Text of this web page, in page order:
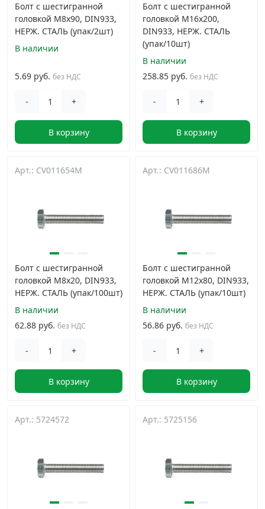
Кронштейны и крюки хозяйственные ›
Метрический крепеж
Электро и бензоинструмент, оборудование
Нержавеющий крепеж
Перфорированный крепеж ›
Скобяные изделия и мебельная фурнитура
Болт с шестигранной
головкой M8х90, DIN933,
НЕРЖ. СТАЛЬ (упак/2шт)
В наличии
5.69 руб. без НДС
- +
В корзину
Болт с шестигранной
головкой M16х200,
DIN933, НЕРЖ. СТАЛЬ
(упак/10шт)
В наличии
258.85 руб. без НДС
- +
В корзину
Арт.: CV011654M
Болт с шестигранной
головкой M8х20, DIN933,
НЕРЖ. СТАЛЬ (упак/100шт)
В наличии
62.88 руб. без НДС
- +
В корзину
Арт.: CV011686M
Болт с шестигранной
головкой M12х80, DIN933,
НЕРЖ. СТАЛЬ (упак/10шт)
В наличии
56.86 руб. без НДС
- +
В корзину
Арт.: 5724572 Арт.: 5725156